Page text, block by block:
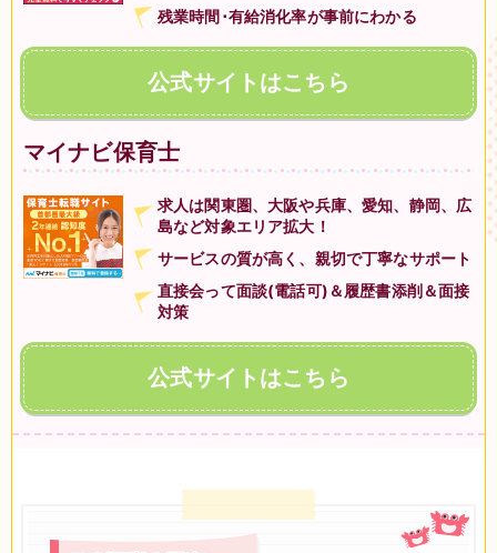
残業時間･有給消化率が事前にわかる
公式サイトはこちら
マイナビ保育士
求人は関東圏、大阪や兵庫、愛知、静岡、広
島など対象エリア拡大！
サービスの質が高く、親切で丁寧なサポート
直接会って面談(電話可)＆履歴書添削＆面接
対策
公式サイトはこちら